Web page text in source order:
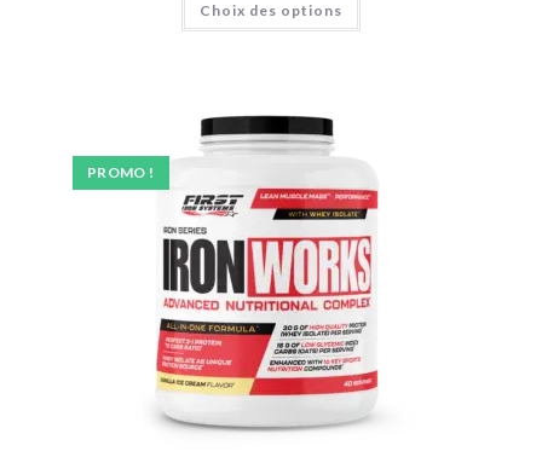
Choix des options
PROMO !